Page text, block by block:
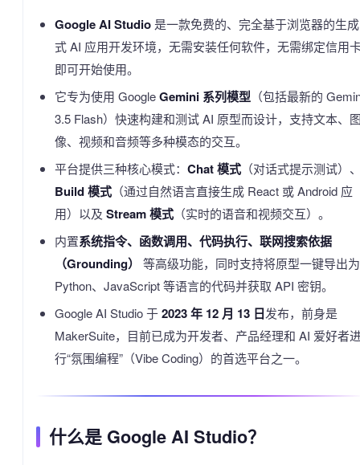
Google AI Studio是一款免费的、完全基于浏览器的生成
式 AI 应用开发环境，无需安装任何软件，无需绑定信用
即可开始使用。
它专为使用 GoogleGemini 系列模型 （包括最新的
3.5 Flash）快速构建和测试 AI 原型而设计，支持文本、
像、视频和音频等多种模态的交互。
平台提供三种核心模式： Chat 模式（对话式提示测试）
Build 模式（通过自然语言直接生成 React 或 Android 应
用）以及 Stream 模式（实时的语音和视频交互）。
内置系统指令、函数调用、代码执行、联网搜索依据
（Grounding）
等高级功能，同时支持将原型一键导出为
Python、JavaScript 等语言的代码并获取 API 密钥。
Google AI Studio 于2023 年 12 月 13 日发布，前身是
MakerSuite，目前已成为开发者、产品经理和 AI 爱好者
行“氛围编程”（Vibe Coding）的首选平台之一。
什么是 Google AI Studio？